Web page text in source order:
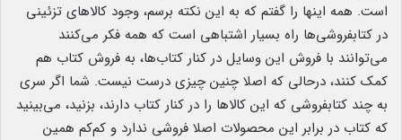
است. همه اینها را گفتم که به این نکته برسم، وجود کالاهای تزئینی
در کتابفروشی‌ها راه بسیار اشتباهی است که همه فکر می‌کنند
می‌توانند با فروش این وسایل در کنار کتاب‌ها، به فروش کتاب هم
کمک کنند، درحالی که اصلا چنین چیزی درست نیست. شما اگر سری
به چند کتابفروشی که این کالاها را در کنار کتاب دارند، بزنید، می‌بینید
که کتاب در برابر این محصولات اصلا فروشی ندارد و کم‌کم همین